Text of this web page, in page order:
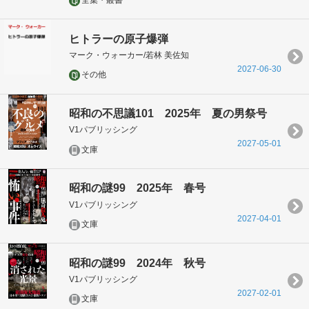
ヒトラーの原子爆弾
マーク・ウォーカー/若林 美佐知
その他
2027-06-30
昭和の不思議101 2025年 夏の男祭号
V1パブリッシング
文庫
2027-05-01
昭和の謎99 2025年 春号
V1パブリッシング
文庫
2027-04-01
昭和の謎99 2024年 秋号
V1パブリッシング
文庫
2027-02-01